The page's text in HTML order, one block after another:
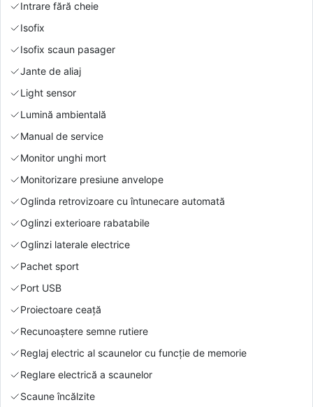
Intrare fără cheie
Isofix
Isofix scaun pasager
Jante de aliaj
Light sensor
Lumină ambientală
Manual de service
Monitor unghi mort
Monitorizare presiune anvelope
Oglinda retrovizoare cu întunecare automată
Oglinzi exterioare rabatabile
Oglinzi laterale electrice
Pachet sport
Port USB
Proiectoare ceață
Recunoaștere semne rutiere
Reglaj electric al scaunelor cu funcție de memorie
Reglare electrică a scaunelor
Scaune încălzite